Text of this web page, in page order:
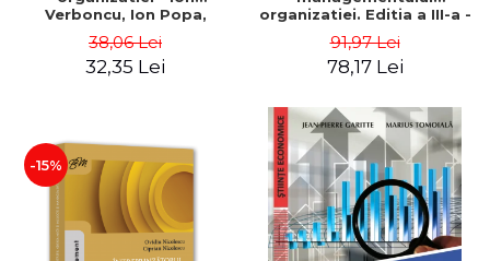
Verboncu, Ion Popa,
38,06 Lei
32,35 Lei
organizatiei. Editia a III-a -
91,97 Lei
78,17 Lei
-15%